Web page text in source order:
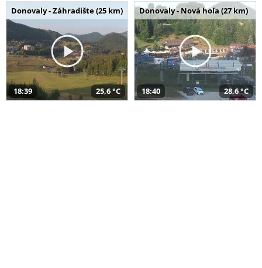
Donovaly - Záhradište (25 km)
18:39 25,6 °C
Donovaly - Nová hoľa (27 km)
18:40 28,6 °C